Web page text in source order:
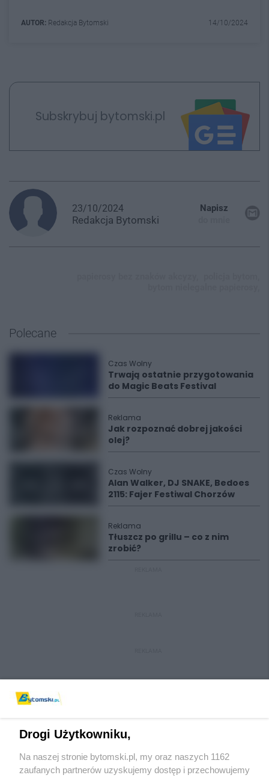
AUTOR: Redakcja Bytomski 14/10/2024
Subskrybuj bytomski.pl
23/10/2024
Redakcja Bytomski
Napisz
Polecane
Czas Wolny
Trwają ostatnie przygotowania
do Magic Beats Festival
Reklama
Jak rozpoznać dobrej jakości
olej?
Czas Wolny
Alan Walker, DJ SNAKE, Bedoes
2115: Fajer Festiwal Chorzów
Reklama
Tłuszcz po grillu – co z nim
zrobić?
Wydawca mediów lokalnych
Drogi Użytkowniku,
Na naszej stronie bytomski.pl, my oraz naszych 1162
zaufanych partnerów uzyskujemy dostęp i przechowujemy